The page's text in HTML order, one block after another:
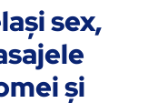
sex,
şi